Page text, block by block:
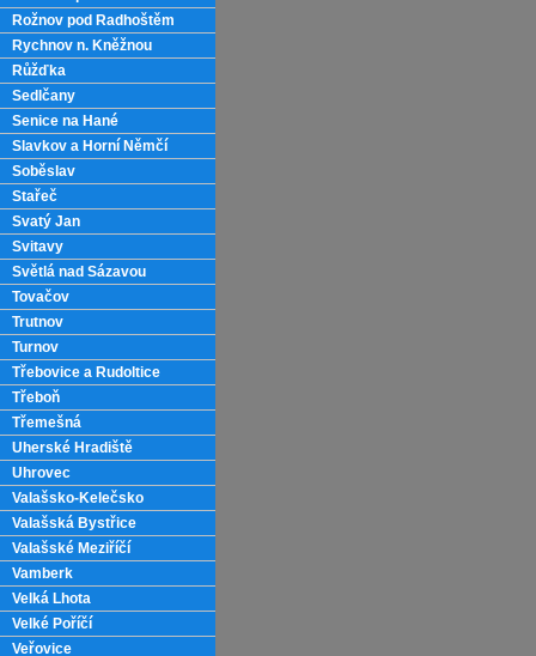
Rožnov pod Radhoštěm
Rychnov n. Kněžnou
Růžďka
Sedlčany
Senice na Hané
Slavkov a Horní Němčí
Soběslav
Stařeč
Svatý Jan
Svitavy
Světlá nad Sázavou
Tovačov
Trutnov
Turnov
Třebovice a Rudoltice
Třeboň
Třemešná
Uherské Hradiště
Uhrovec
Valašsko-Kelečsko
Valašská Bystřice
Valašské Meziříčí
Vamberk
Velká Lhota
Velké Poříčí
Veřovice